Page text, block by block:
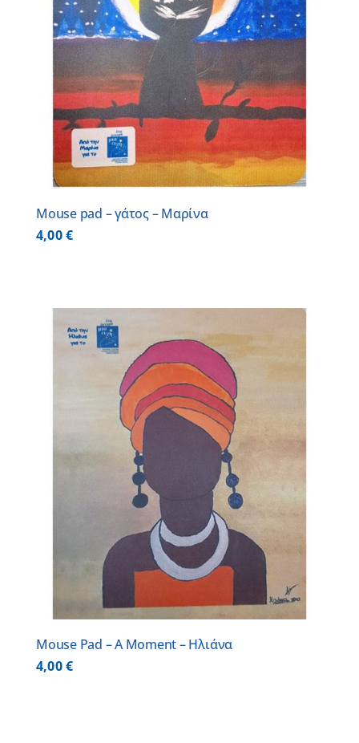
Mouse pad – γάτος – Μαρίνα
4,00€
Mouse Pad – A Moment – Ηλιάνα
4,00€